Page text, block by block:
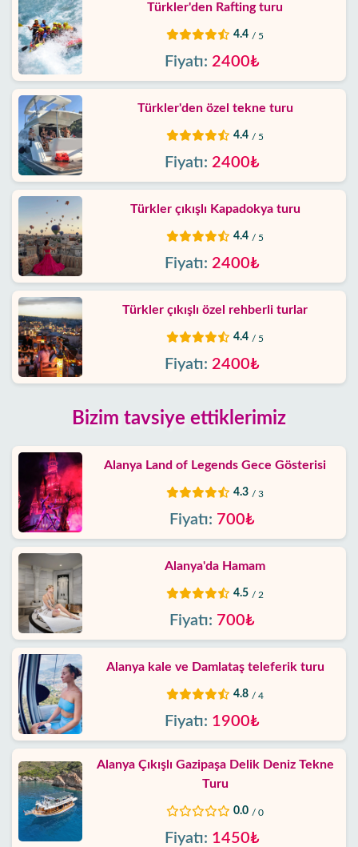
Türkler'den Rafting turu
4.4 / 5
Fiyatı: 2400₺
Türkler'den özel tekne turu
4.4 / 5
Fiyatı: 2400₺
Türkler çıkışlı Kapadokya turu
4.4 / 5
Fiyatı: 2400₺
Türkler çıkışlı özel rehberli turlar
4.4 / 5
Fiyatı: 2400₺
Bizim tavsiye ettiklerimiz
Alanya Land of Legends Gece Gösterisi
4.3 / 3
Fiyatı: 700₺
Alanya'da Hamam
4.5 / 2
Fiyatı: 700₺
Alanya kale ve Damlataş teleferik turu
4.8 / 4
Fiyatı: 1900₺
Alanya Çıkışlı Gazipaşa Delik Deniz Tekne
Turu
0.0 / 0
Fiyatı: 1450₺